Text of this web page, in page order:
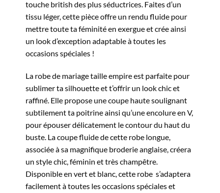
touche british des plus séductrices. Faites d’un
tissu léger, cette pièce offre un rendu fluide pour
mettre toute ta féminité en exergue et crée ainsi
un look d’exception adaptable à toutes les
occasions spéciales !
La robe de mariage taille empire est parfaite pour
sublimer ta silhouette et t’offrir un look chic et
raffiné. Elle propose une coupe haute soulignant
subtilement ta poitrine ainsi qu’une encolure en V,
pour épouser délicatement le contour du haut du
buste. La coupe fluide de cette robe longue,
associée à sa magnifique broderie anglaise, créera
un style chic, féminin et très champêtre.
Disponible en vert et blanc, cette robe s’adaptera
facilement à toutes les occasions spéciales et